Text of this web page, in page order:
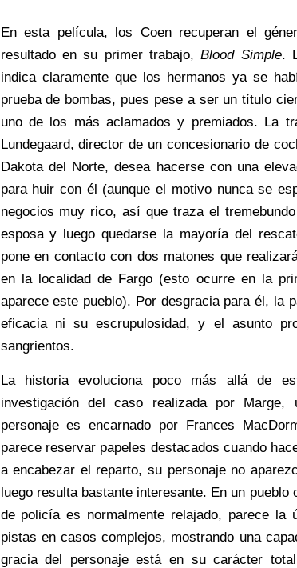
En esta película, los Coen recuperan el
resultado en su primer trabajo,Blood Simple.
indica claramente que los hermanos ya se
prueba de bombas, pues pese a ser un título
uno de los más aclamados y premiados. La
Lundegaard, director de un concesionario de
Dakota del Norte, desea hacerse con una
para huir con él (aunque el motivo nunca se
negocios muy rico, así que traza el
esposa y luego quedarse la mayoría del
pone en contacto con dos matones que
en la localidad de Fargo (esto ocurre en la
aparece este pueblo). Por desgracia para él, la
eficacia ni su escrupulosidad, y el asunto
sangrientos.
La historia evoluciona poco más allá de
investigación del caso realizada por
personaje es encarnado por Frances
parece reservar papeles destacados cuando
a encabezar el reparto, su personaje no
luego resulta bastante interesante. En un
de policía es normalmente relajado, parece la
pistas en casos complejos, mostrando una
gracia del personaje está en su carácter